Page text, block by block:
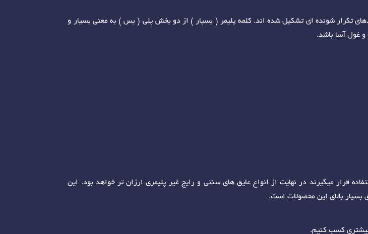
تکرار شونده ای تشکیل شده اند. کلمه پلیمر ( بسپار ) از دو بخش پلی ( بس ) به معنی بسیار و
غول آسا باشد.
قرار میگیرند در نهایت از انواع عایق های سنتی و رایج غیر پلیمری ارزان تر خواهد بود. این
بسیار بالای این محصولات است.
بیشتری کسب کنیم.